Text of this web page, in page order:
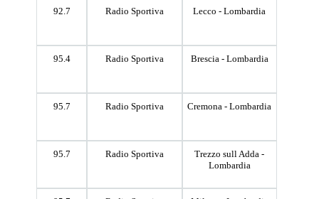
92.7 Radio Sportiva Lecco - Lombardia
95.4 Radio Sportiva Brescia - Lombardia
95.7 Radio Sportiva Cremona - Lombardia
95.7 Radio Sportiva
Trezzo sull Adda -
Lombardia